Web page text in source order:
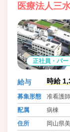
医療法人三
正社員・パー
給与 時給
募集形態
准看護
配属
病棟
住所
岡山県